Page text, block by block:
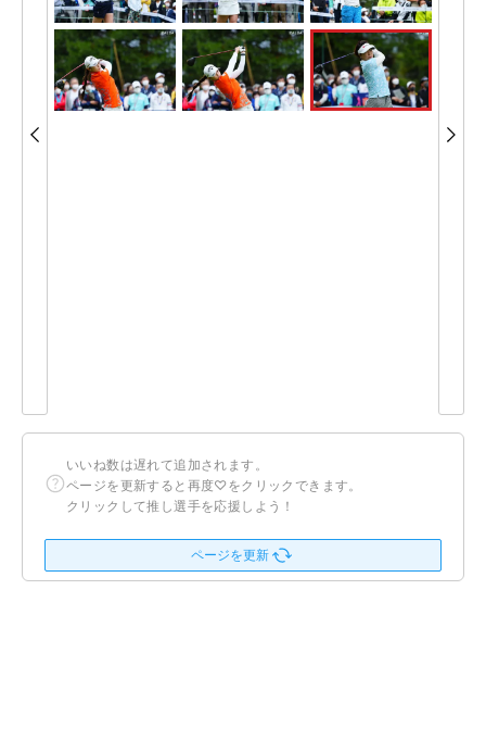
いいね数は遅れて追加されます。
ページを更新すると再度♡をクリックできます。
クリックして推し選手を応援しよう！
ページを更新